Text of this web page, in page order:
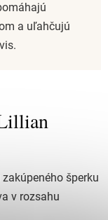
a uľahčujú
šperku
v rozsahu